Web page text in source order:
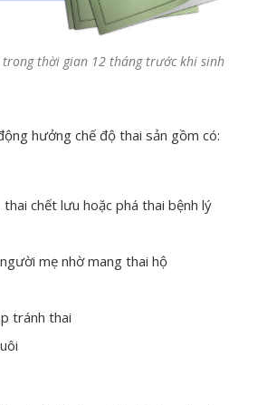
thời gian 12 tháng trước khi sinh
hưởng chế độ thai sản gồm có:
chết lưu hoặc phá thai bệnh lý
mẹ nhờ mang thai hộ
tránh thai